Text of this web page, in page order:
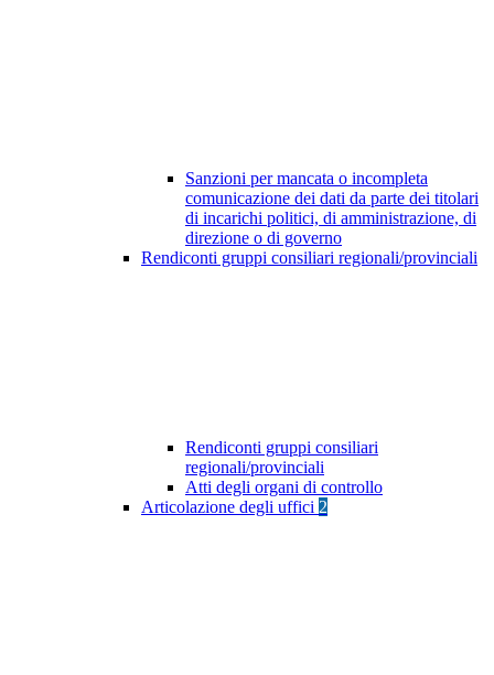
Sanzioni per mancata o incompleta
comunicazione dei dati da parte dei titolari
di incarichi politici, di amministrazione, di
direzione o di governo
Rendiconti gruppi consiliari regionali/provinciali
Rendiconti gruppi consiliari
regionali/provinciali
Atti degli organi di controllo
Articolazione degli uffici 2